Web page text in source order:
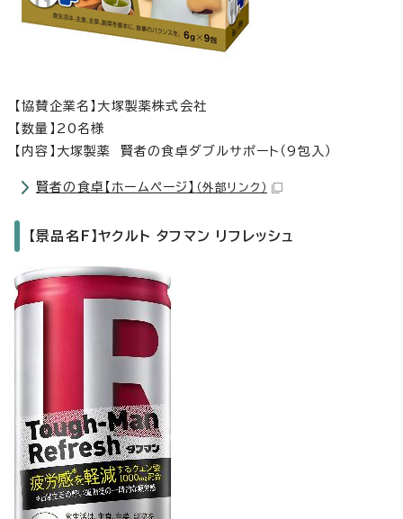
【協賛企業名】大塚製薬株式会社
【数量】20名様
【内容】大塚製薬 賢者の食卓ダブルサポート（9包入）
賢者の食卓【ホームページ】 （外部リンク）
【景品名F】ヤクルト タフマン リフレッシュ